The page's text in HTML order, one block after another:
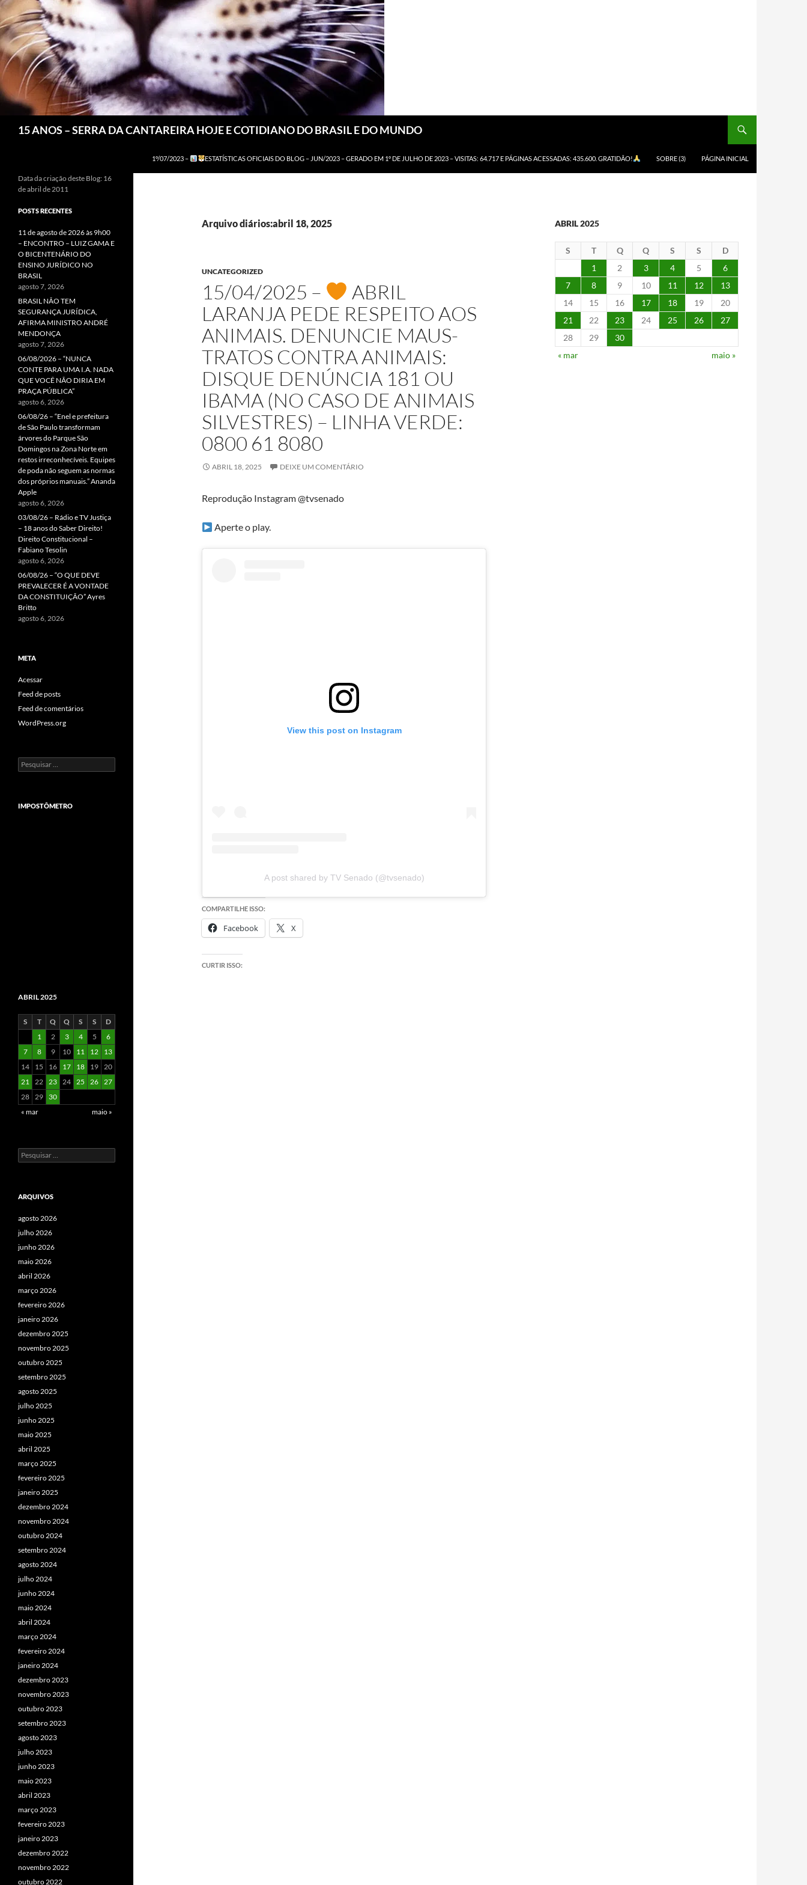
15 ANOS – SERRA DA CANTAREIRA HOJE E COTIDIANO DO BRASIL E DO MUNDO
1º/07/2023 – ESTATÍSTICAS OFICIAIS DO BLOG – JUN/2023 – GERADO EM 1º DE JULHO DE 2023 – VISITAS: 64.717 E PÁGINAS ACESSADAS: 435.600. GRATIDÃO! SOBRE (3) PÁGINA INICIAL
Arquivo diários:abril 18, 2025
UNCATEGORIZED
15/04/2025 –
ABRIL
LARANJA PEDE RESPEITO AOS
ANIMAIS. DENUNCIE MAUS-
TRATOS CONTRA ANIMAIS:
DISQUE DENÚNCIA 181 OU
IBAMA (NO CASO DE ANIMAIS
SILVESTRES) – LINHA VERDE:
0800 61 8080
ABRIL 18, 2025 DEIXE UM COMENTÁRIO
Reprodução Instagram @tvsenado
Aperte o play.
View this post on Instagram
A post shared by TV Senado (@tvsenado)
COMPARTILHE ISSO:
Facebook X
CURTIR ISSO:
ABRIL 2025
S T Q Q S S
D
1
2 3 4 5
6
7
8 9 10 11 12
13
14
15 16 17 18 19
20
21
22 23 24 25 26
27
28
29
30
« mar
maio »
Data da criação deste Blog: 16
de abril de 2011
POSTS RECENTES
11 de agosto de 2026 às 9h00
– ENCONTRO – LUIZ GAMA E
O BICENTENÁRIO DO
ENSINO JURÍDICO NO
BRASIL
agosto 7, 2026
BRASIL NÃO TEM
SEGURANÇA JURÍDICA,
AFIRMA MINISTRO ANDRÉ
MENDONÇA
agosto 7, 2026
06/08/2026 – “NUNCA
CONTE PARA UMA I.A. NADA
QUE VOCÊ NÃO DIRIA EM
PRAÇA PÚBLICA”
agosto 6, 2026
06/08/26 – “Enel e prefeitura
de São Paulo transformam
árvores do Parque São
Domingos na Zona Norte em
restos irreconhecíveis. Equipes
de poda não seguem as normas
dos próprios manuais.” Ananda
Apple
agosto 6, 2026
03/08/26 – Rádio e TV Justiça
– 18 anos do Saber Direito!
Direito Constitucional –
Fabiano Tesolin
agosto 6, 2026
06/08/26 – “O QUE DEVE
PREVALECER É A VONTADE
DA CONSTITUIÇÃO” Ayres
Britto
agosto 6, 2026
META
Acessar
Feed de posts
Feed de comentários
WordPress.org
Pesquisar
por:
IMPOSTÔMETRO
ABRIL 2025
S T Q Q S S
D
1
2 3 4 5
6
7
8 9 10 11 12
13
14
15 16 17 18 19 20
21 22 23 24 25 26 27
28 29
30
« mar
maio »
Pesquisar
por:
ARQUIVOS
agosto 2026
julho 2026
junho 2026
maio 2026
abril 2026
março 2026
fevereiro 2026
janeiro 2026
dezembro 2025
novembro 2025
outubro 2025
setembro 2025
agosto 2025
julho 2025
junho 2025
maio 2025
abril 2025
março 2025
fevereiro 2025
janeiro 2025
dezembro 2024
novembro 2024
outubro 2024
setembro 2024
agosto 2024
julho 2024
junho 2024
maio 2024
abril 2024
março 2024
fevereiro 2024
janeiro 2024
dezembro 2023
novembro 2023
outubro 2023
setembro 2023
agosto 2023
julho 2023
junho 2023
maio 2023
abril 2023
março 2023
fevereiro 2023
janeiro 2023
dezembro 2022
novembro 2022
outubro 2022